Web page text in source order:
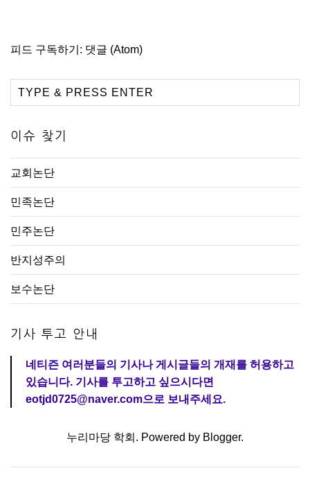
피드 구독하기: 댓글 (Atom)
이슈 찾기
교회논단
민족논단
민주논단
반지성주의
보수논단
기사 투고 안내
네티즌 여러분들의 기사나 게시글들의 개재를 허용하고
있습니다. 기사를 투고하고 싶으시다면
eotjd0725@naver.com으로 보내주세요.
누리마당 학회. Powered by Blogger.